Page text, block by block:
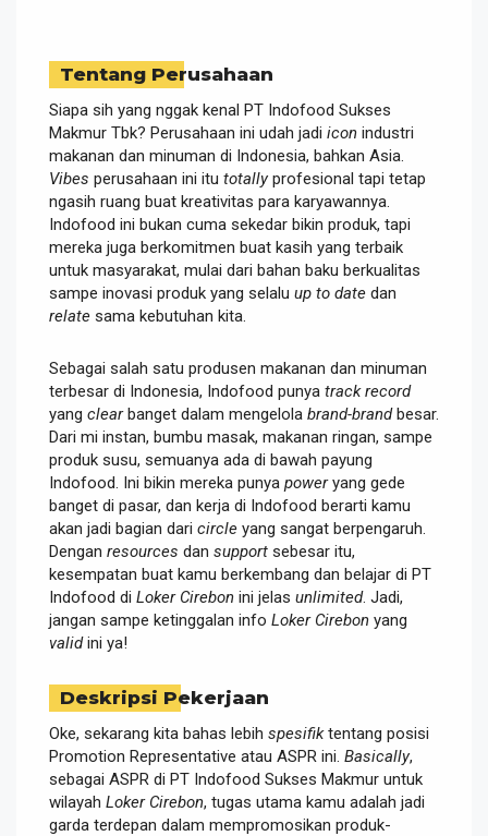
Tentang Perusahaan
Siapa sih yang nggak kenal PT Indofood Sukses
Makmur Tbk? Perusahaan ini udah jadi icon industri
makanan dan minuman di Indonesia, bahkan Asia.
Vibes perusahaan ini itu totallyprofesional tapi tetap
ngasih ruang buat kreativitas para karyawannya.
Indofood ini bukan cuma sekedar bikin produk, tapi
mereka juga berkomitmen buat kasih yang terbaik
untuk masyarakat, mulai dari bahan baku berkualitas
sampe inovasi produk yang selalu up to date dan
relate sama kebutuhan kita.
Sebagai salah satu produsen makanan dan minuman
terbesar di Indonesia, Indofood punya track record
yang clearbanget dalam mengelola brand-brandbesar.
Dari mi instan, bumbu masak, makanan ringan, sampe
produk susu, semuanya ada di bawah payung
Indofood. Ini bikin mereka punya poweryang gede
banget di pasar, dan kerja di Indofood berarti kamu
akan jadi bagian dari circle yang sangat berpengaruh.
Dengan resources dan support sebesar itu,
kesempatan buat kamu berkembang dan belajar di PT
Indofood di Loker Cirebon ini jelas unlimited. Jadi,
jangan sampe ketinggalan info Loker Cirebon yang
validini ya!
Deskripsi Pekerjaan
Oke, sekarang kita bahas lebih spesifiktentang posisi
Promotion Representative atau ASPR ini. Basically,
sebagai ASPR di PT Indofood Sukses Makmur untuk
wilayah Loker Cirebon, tugas utama kamu adalah jadi
garda terdepan dalam mempromosikan produk-